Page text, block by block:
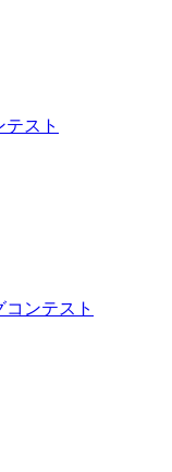
スト
ンテスト